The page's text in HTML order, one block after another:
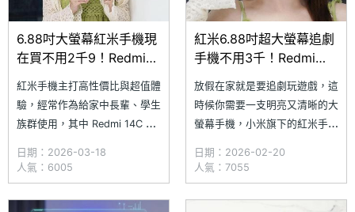
6.88吋大螢幕紅米手機現
在買不用2千9！Redmi
14C通路優惠價格一次看
(2026.3)
紅米手機主打高性價比與超值體
驗，經常作為給家中長輩、學生
族群使用，其中 Redmi 14C 配
過德國萊因 TÜV 低藍光與無頻
閃認證，搭配 5,160mAh 大電
池和 5,000 萬畫素主相機，是
日期：2026-03-18
人氣：6005
紅米6.88吋超大螢幕追劇
手機不用3千！Redmi
14C通路最低價格一次看
(2026.2)
放假在家就是要追劇玩遊戲，這
時候你需要一支明亮又清晰的大
螢幕手機，小米旗下的紅米手機
大螢幕，支援最高 120Hz 螢幕
更新率，還通過德國萊因 TÜV
低藍光和無頻閃認證，可減少螢
日期：2026-02-20
人氣：7055